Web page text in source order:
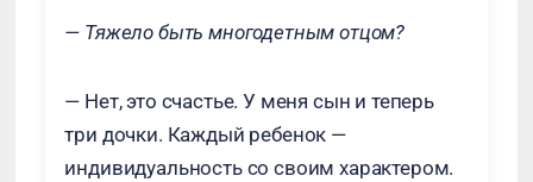
— Тяжело быть многодетным отцом?
— Нет, это счастье. У меня сын и теперь
три дочки. Каждый ребенок —
индивидуальность со своим характером.